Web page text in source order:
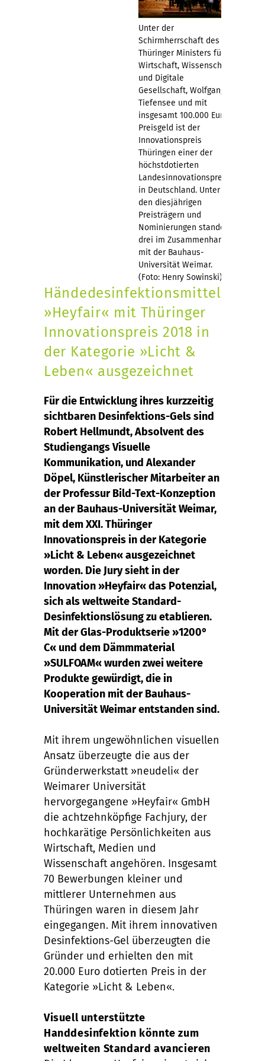
Unter der
Schirmherrschaft des
Thüringer Ministers für
Wirtschaft, Wissenschaft
und Digitale
Gesellschaft, Wolfgang
Tiefensee und mit
insgesamt 100.000 Euro
Preisgeld ist der
Innovationspreis
Thüringen einer der
höchstdotierten
Landesinnovationspreise
in Deutschland. Unter
den diesjährigen
Preisträgern und
Nominierungen standen
drei im Zusammenhang
mit der Bauhaus-
Universität Weimar.
(Foto: Henry Sowinski)
Händedesinfektionsmittel
»Heyfair« mit Thüringer
Innovationspreis 2018 in
der Kategorie »Licht &
Leben« ausgezeichnet
Für die Entwicklung ihres kurzzeitig
sichtbaren Desinfektions-Gels sind
Robert Hellmundt, Absolvent des
Studiengangs Visuelle
Kommunikation, und Alexander
Döpel, Künstlerischer Mitarbeiter an
der Professur Bild-Text-Konzeption
an der Bauhaus-Universität Weimar,
mit dem XXI. Thüringer
Innovationspreis in der Kategorie
»Licht & Leben« ausgezeichnet
worden. Die Jury sieht in der
Innovation »Heyfair« das Potenzial,
sich als weltweite Standard-
Desinfektionslösung zu etablieren.
Mit der Glas-Produktserie »1200°
C« und dem Dämmmaterial
»SULFOAM« wurden zwei weitere
Produkte gewürdigt, die in
Kooperation mit der Bauhaus-
Universität Weimar entstanden sind.
Mit ihrem ungewöhnlichen visuellen
Ansatz überzeugte die aus der
Gründerwerkstatt »neudeli« der
Weimarer Universität
hervorgegangene »Heyfair« GmbH
die achtzehnköpfige Fachjury, der
hochkarätige Persönlichkeiten aus
Wirtschaft, Medien und
Wissenschaft angehören. Insgesamt
70 Bewerbungen kleiner und
mittlerer Unternehmen aus
Thüringen waren in diesem Jahr
eingegangen. Mit ihrem innovativen
Desinfektions-Gel überzeugten die
Gründer und erhielten den mit
20.000 Euro dotierten Preis in der
Kategorie »Licht & Leben«.
Visuell unterstützte
Handdesinfektion könnte zum
weltweiten Standard avancieren